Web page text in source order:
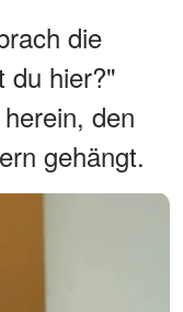
die
du hier?"
den
gehängt.